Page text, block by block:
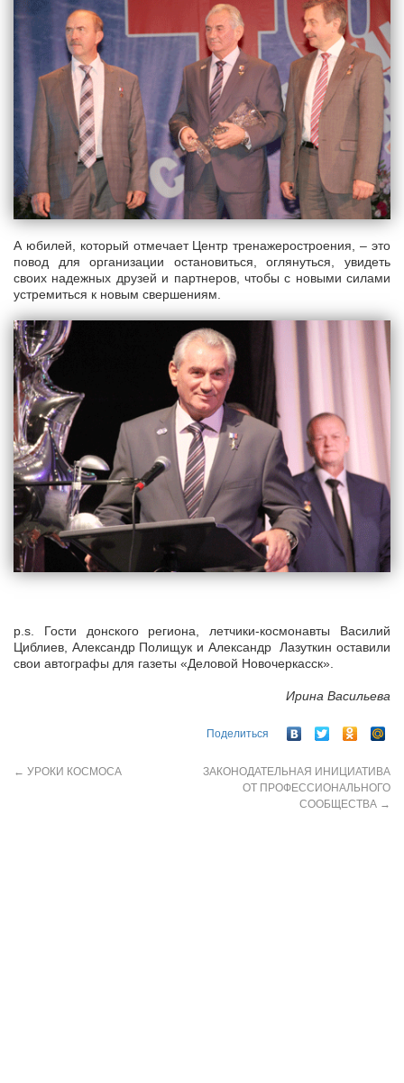
А юбилей, который отмечает Центр тренажеростроения, – это
повод для организации остановиться, оглянуться, увидеть
своих надежных друзей и партнеров, чтобы с новыми силами
устремиться к новым свершениям.
p.s. Гости донского региона, летчики-космонавты Василий
Циблиев, Александр Полищук и Александр Лазуткин оставили
свои автографы для газеты «Деловой Новочеркасск».
Ирина Васильева
Поделиться
← УРОКИ КОСМОСА
ЗАКОНОДАТЕЛЬНАЯ ИНИЦИАТИВА
ОТ ПРОФЕССИОНАЛЬНОГО
СООБЩЕСТВА →